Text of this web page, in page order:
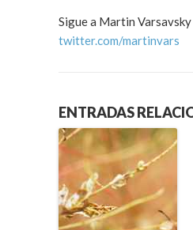
Sigue a Martin
twitter.com/martinvars
ENTRADAS